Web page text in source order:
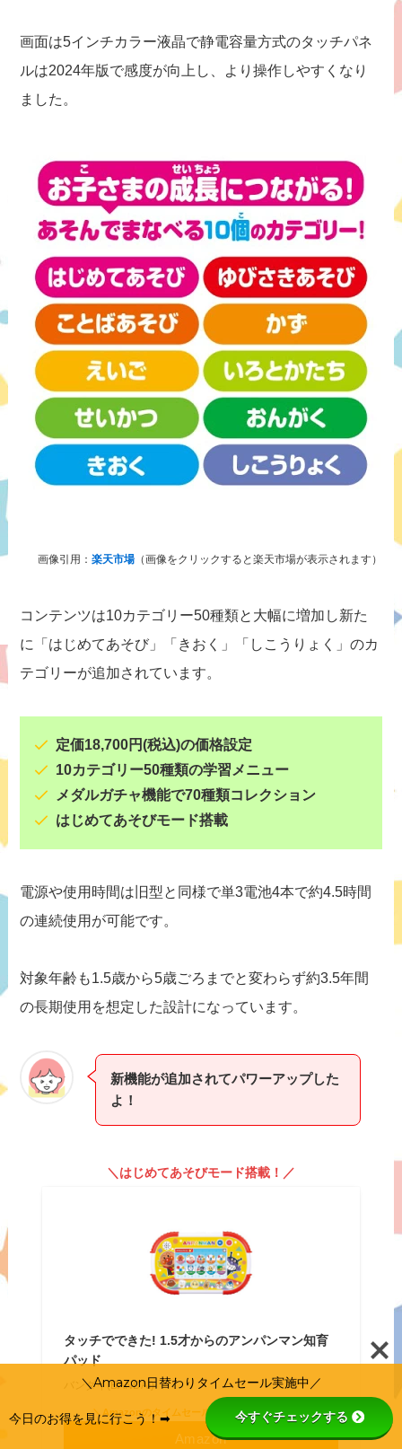
画面は5インチカラー液晶で静電容量方式のタッチパネ
ルは2024年版で感度が向上し、より操作しやすくなり
ました。
画像引用： 楽天市場（画像をクリックすると楽天市場が表示されます）
コンテンツは10カテゴリー50種類と大幅に増加し新た
に「はじめてあそび」「きおく」「しこうりょく」のカ
テゴリーが追加されています。
定価18,700円(税込)の価格設定
10カテゴリー50種類の学習メニュー
メダルガチャ機能で70種類コレクション
はじめてあそびモード搭載
電源や使用時間は旧型と同様で単3電池4本で約4.5時間
の連続使用が可能です。
対象年齢も1.5歳から5歳ごろまでと変わらず約3.5年間
の長期使用を想定した設計になっています。
新機能が追加されてパワーアップした
よ！
＼はじめてあそびモード搭載！／
タッチでできた! 1.5才からのアンパンマン知育
パッド
バンダイ(BANDAI)
＼Amazonのタイムセールを今すぐ見に行く！／
Amazon
＼Amazon日替わりタイムセール実施中／
今日のお得を見に行こう！➡ 今すぐチェックする